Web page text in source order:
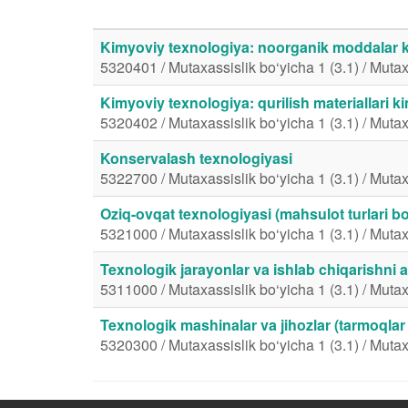
Kimyoviy texnologiya: noorganik moddalar
5320401 / Mutaxassislik bo‘yicha 1 (3.1) /
Kimyoviy texnologiya: qurilish materiallari
5320402 / Mutaxassislik bo‘yicha 1 (3.1) /
Konservalash texnologiyasi
5322700 / Mutaxassislik bo‘yicha 1 (3.1) /
Oziq-ovqat texnologiyasi (mahsulot turlari
5321000 / Mutaxassislik bo‘yicha 1 (3.1) /
Texnologik jarayonlar va ishlab chiqarishni
5311000 / Mutaxassislik bo‘yicha 1 (3.1) /
Texnologik mashinalar va jihozlar (tarmoqlar
5320300 / Mutaxassislik bo‘yicha 1 (3.1) /